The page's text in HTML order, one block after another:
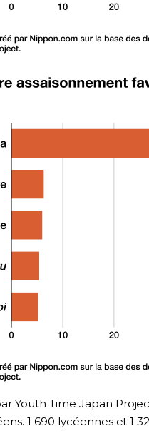
Youth Time Japan
1 690 lycéennes et 1